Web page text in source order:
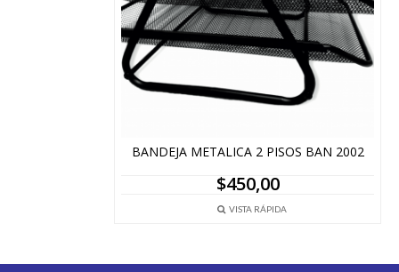
BANDEJA METALICA 2 PISOS BAN 2002
$450,00
VISTA RÁPIDA